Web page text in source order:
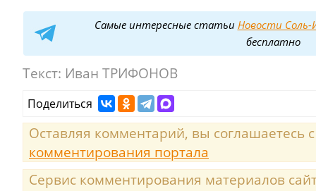
Самые интересные статьи Новости Соль-
бесплатно
Текст: Иван ТРИФОНОВ
Поделиться
Оставляя комментарий, вы соглашаетесь
комментирования портала
Сервис комментирования материалов